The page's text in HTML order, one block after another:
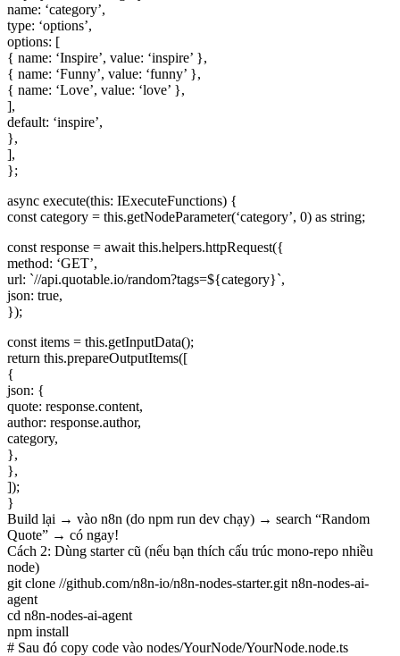
name: ‘category’,
type: ‘options’,
options: [
{ name: ‘Inspire’, value: ‘inspire’ },
{ name: ‘Funny’, value: ‘funny’ },
{ name: ‘Love’, value: ‘love’ },
],
default: ‘inspire’,
},
],
};
async execute(this: IExecuteFunctions) {
const category = this.getNodeParameter(‘category’, 0) as string;
const response = await this.helpers.httpRequest({
method: ‘GET’,
url: `//api.quotable.io/random?tags=${category}`,
json: true,
});
const items = this.getInputData();
return this.prepareOutputItems([
{
json: {
quote: response.content,
author: response.author,
category,
},
},
]);
}
Build lại → vào n8n (do npm run dev chạy) → search “Random
Quote” → có ngay!
Cách 2: Dùng starter cũ (nếu bạn thích cấu trúc mono-repo nhiều
node)
git clone //github.com/n8n-io/n8n-nodes-starter.git n8n-nodes-ai-
agent
cd n8n-nodes-ai-agent
npm install
# Sau đó copy code vào nodes/YourNode/YourNode.node.ts